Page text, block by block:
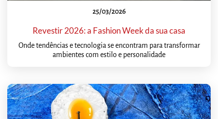
25/03/2026
Revestir 2026: a Fashion Week da sua casa
Onde tendências e tecnologia se encontram para transformar
ambientes com estilo e personalidade